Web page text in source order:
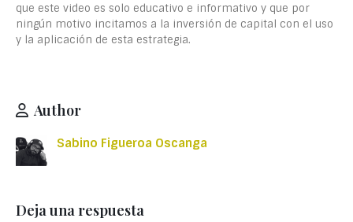
que este video es solo educativo e informativo y que por
ningún motivo incitamos a la inversión de capital con el uso
y la aplicación de esta estrategia.
Author
Sabino Figueroa Oscanga
Deja una respuesta